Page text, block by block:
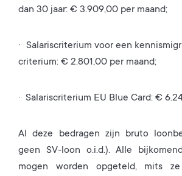
dan 30 jaar: € 3.909,00 per maand;
· Salariscriterium voor een
criterium: € 2.801,00 per maand;
· Salariscriterium EU Blue Card: €
Al deze bedragen zijn bruto
geen SV-loon o.i.d.). Alle
mogen worden opgeteld, mits